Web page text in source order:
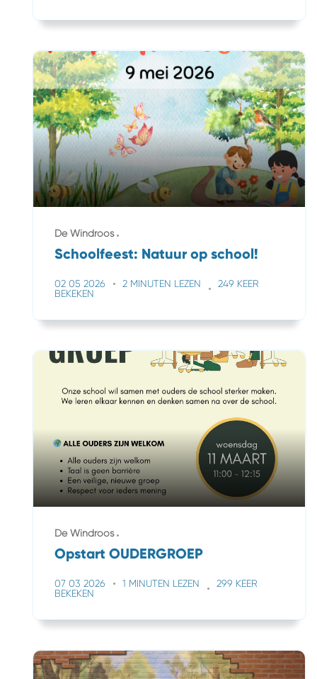
De Windroos
Schoolfeest: Natuur op school!
02 05 2026 2 MINUTEN LEZEN
249 KEER
BEKEKEN
De Windroos
Opstart OUDERGROEP
07 03 2026 1 MINUTEN LEZEN
299 KEER
BEKEKEN